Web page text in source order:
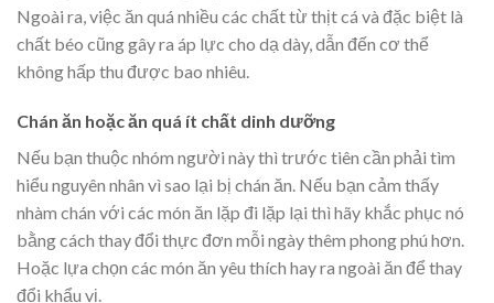
Ngoài ra, việc ăn quá nhiều các chất từ thịt cá và đặc biệt là
chất béo cũng gây ra áp lực cho dạ dày, dẫn đến cơ thể
không hấp thu được bao nhiêu.
Chán ăn hoặc ăn quá ít chất dinh dưỡng
Nếu bạn thuộc nhóm người này thì trước tiên cần phải tìm
hiểu nguyên nhân vì sao lại bị chán ăn. Nếu bạn cảm thấy
nhàm chán với các món ăn lặp đi lặp lại thì hãy khắc phục nó
bằng cách thay đổi thực đơn mỗi ngày thêm phong phú hơn.
Hoặc lựa chọn các món ăn yêu thích hay ra ngoài ăn để thay
đổi khẩu vị.